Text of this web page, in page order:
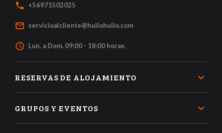
local_phone +56971502025
mail_outline servicioalcliente@huilohuilo.com
access_time Lun. a Dom. 09:00 - 18:00 horas.
RESERVAS DE ALOJAMIENTO
GRUPOS Y EVENTOS